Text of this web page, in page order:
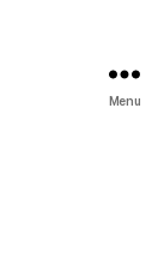
Menu